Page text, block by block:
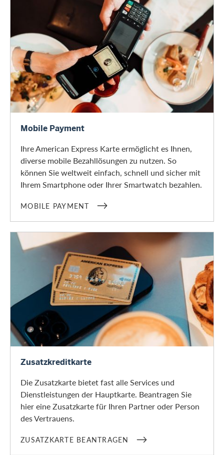
Mobile Payment
Mobile Payment
Ihre American Express Karte ermöglicht es Ihnen,
diverse mobile Bezahllösungen zu nutzen. So
können Sie weltweit einfach, schnell und sicher mit
Ihrem Smartphone oder Ihrer Smartwatch bezahlen.
MOBILE PAYMENT
Zusatzkarte beantragen
Zusatzkreditkarte
Die Zusatzkarte bietet fast alle Services und
Dienstleistungen der Hauptkarte. Beantragen Sie
hier eine Zusatzkarte für Ihren Partner oder Person
des Vertrauens.
ZUSATZKARTE BEANTRAGEN